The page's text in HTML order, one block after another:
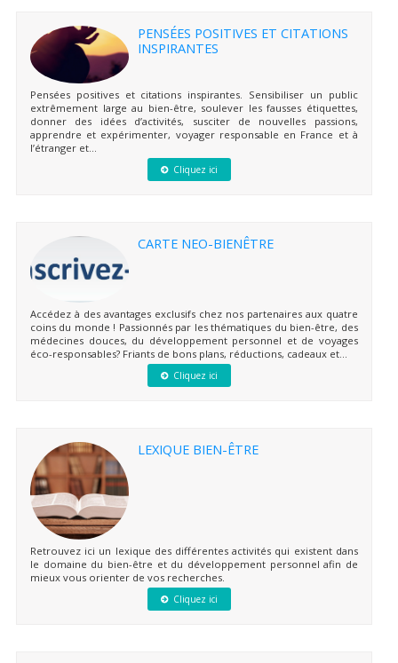
PENSÉES POSITIVES ET CITATIONS
INSPIRANTES
Pensées positives et citations inspirantes. Sensibiliser un public
extrêmement large au bien-être, soulever les fausses étiquettes,
donner des idées d’activités, susciter de nouvelles passions,
apprendre et expérimenter, voyager responsable en France et à
l’étranger et...
Cliquez ici
CARTE NEO-BIENÊTRE
Accédez à des avantages exclusifs chez nos partenaires aux quatre
coins du monde ! Passionnés par les thématiques du bien-être, des
médecines douces, du développement personnel et de voyages
éco-responsables? Friants de bons plans, réductions, cadeaux et...
Cliquez ici
LEXIQUE BIEN-ÊTRE
Retrouvez ici un lexique des différentes activités qui existent dans
le domaine du bien-être et du développement personnel afin de
mieux vous orienter de vos recherches.
Cliquez ici